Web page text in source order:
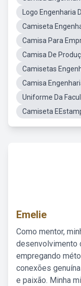
Logo Engenharia
Camiseta
Camisa Para
Camisa De
Camisetas
Camisa
Uniforme Da
Camiseta
Emelie
Como mentor,
desenvolvimento
empregando
conexões
e paixão. Minha